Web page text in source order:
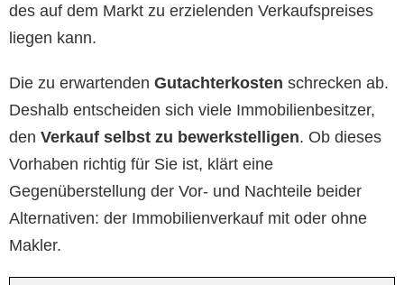
des auf dem Markt zu erzielenden Verkaufspreises
liegen kann.
Die zu erwartenden Gutachterkosten schrecken ab.
Deshalb entscheiden sich viele Immobilienbesitzer,
den Verkauf selbst zu bewerkstelligen. Ob dieses
Vorhaben richtig für Sie ist, klärt eine
Gegenüberstellung der Vor- und Nachteile beider
Alternativen: der Immobilienverkauf mit oder ohne
Makler.